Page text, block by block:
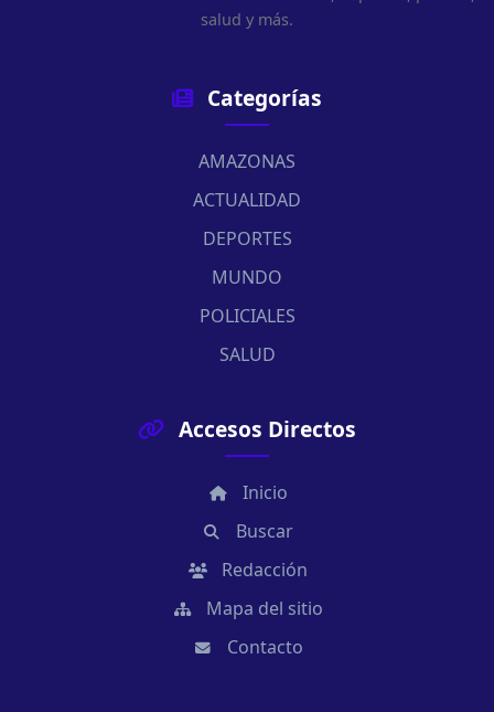
salud y más.
Categorías
AMAZONAS
ACTUALIDAD
DEPORTES
MUNDO
POLICIALES
SALUD
Accesos Directos
Inicio
Buscar
Redacción
Mapa del sitio
Contacto